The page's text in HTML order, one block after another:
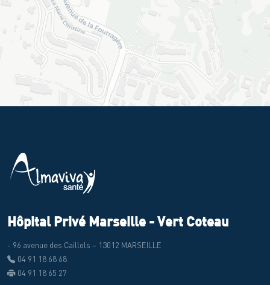
Hôpital Privé Marseille - Vert Coteau
- 96 avenue des Caillols – 13012 MARSEILLE
04 91 18 68 68
04 91 18 65 27